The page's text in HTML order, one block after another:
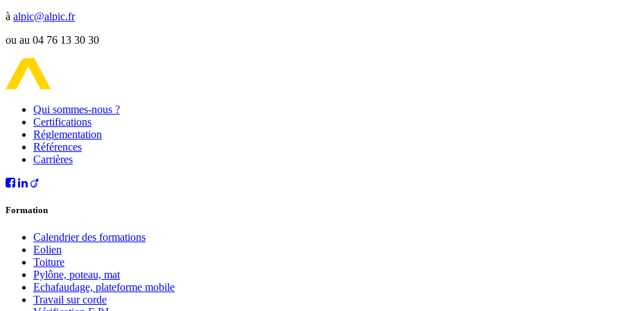
à alpic@alpic.fr
ou au 04 76 13 30 30
Qui sommes-nous ?
Certifications
Réglementation
Références
Carrières
Formation
Calendrier des formations
Eolien
Toiture
Pylône, poteau, mat
Echafaudage, plateforme mobile
Travail sur corde